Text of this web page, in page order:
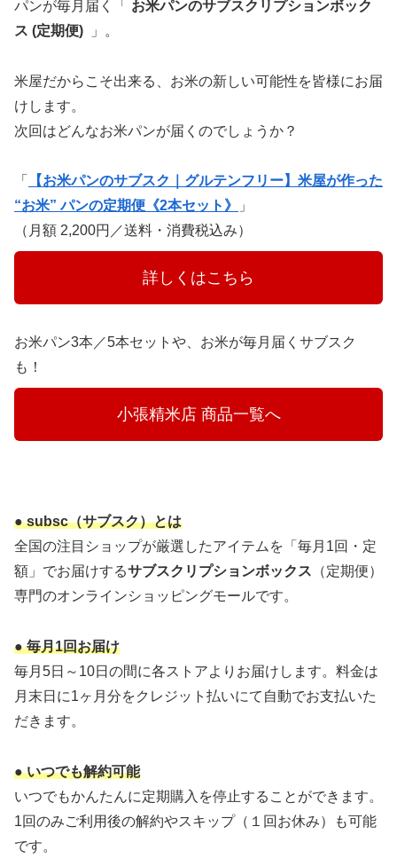
パンが毎月届く「
お米パンのサブスクリプションボック
ス (定期便)
」。
米屋だからこそ出来る、お米の新しい可能性を皆様にお届
けします。
次回はどんなお米パンが届くのでしょうか？
「
【お米パンのサブスク｜グルテンフリー】米屋が作った
“お米” パンの定期便《2本セット》
」
（月額 2,200円／送料・消費税込み）
詳しくはこちら
お米パン3本／5本セットや、お米が毎月届くサブスク
も！
  　小張精米店 商品一覧へ
● subsc（サブスク）とは
全国の注目ショップが厳選したアイテムを「毎月1回・定
額」でお届けするサブスクリプションボックス （定期便）
専門のオンラインショッピングモールです。
● 毎月1回お届け
毎月5日～10日の間に各ストアよりお届けします。料金は
月末日に1ヶ月分をクレジット払いにて自動でお支払いた
だきます。
● いつでも解約可能
いつでもかんたんに定期購入を停止することができます。
1回のみご利用後の解約やスキップ（１回お休み）も可能
です。